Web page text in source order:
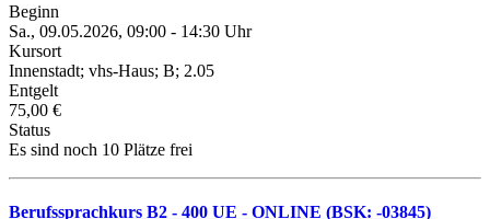
Beginn
Sa., 09.05.2026, 09:00 - 14:30 Uhr
Kursort
Innenstadt; vhs-Haus; B; 2.05
Entgelt
75,00 €
Status
Es sind noch 10 Plätze frei
Berufssprachkurs B2 - 400 UE - ONLINE (BSK: -03845)